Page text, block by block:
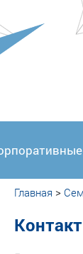
Главная >